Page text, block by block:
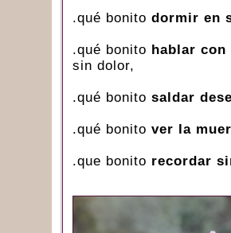
.qué bonito dormir en
.qué bonito hablar
sin dolor,
.qué bonito saldar
.qué bonito ver la
.que bonito recordar